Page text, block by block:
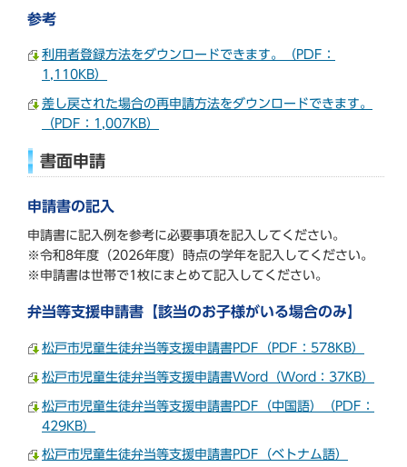
参考
利用者登録方法をダウンロードできます。（PDF：
1,110KB）
差し戻された場合の再申請方法をダウンロードできます。
（PDF：1,007KB）
書面申請
申請書の記入
申請書に記入例を参考に必要事項を記入してください。
※令和8年度（2026年度）時点の学年を記入してください。
※申請書は世帯で1枚にまとめて記入してください。
弁当等支援申請書【該当のお子様がいる場合のみ】
松戸市児童生徒弁当等支援申請書PDF（PDF：578KB）
松戸市児童生徒弁当等支援申請書Word（Word：37KB）
松戸市児童生徒弁当等支援申請書PDF（中国語）（PDF：
429KB）
松戸市児童生徒弁当等支援申請書PDF（ベトナム語）